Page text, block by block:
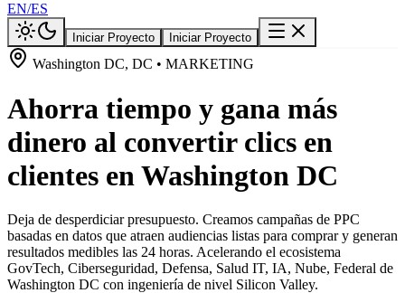
EN/ES
Iniciar Proyecto Iniciar Proyecto
Washington DC, DC • MARKETING
Ahorra tiempo y gana más
dinero al convertir clics en
clientes en Washington DC
Deja de desperdiciar presupuesto. Creamos campañas de PPC
basadas en datos que atraen audiencias listas para comprar y generan
resultados medibles las 24 horas. Acelerando el ecosistema
GovTech, Ciberseguridad, Defensa, Salud IT, IA, Nube, Federal de
Washington DC con ingeniería de nivel Silicon Valley.